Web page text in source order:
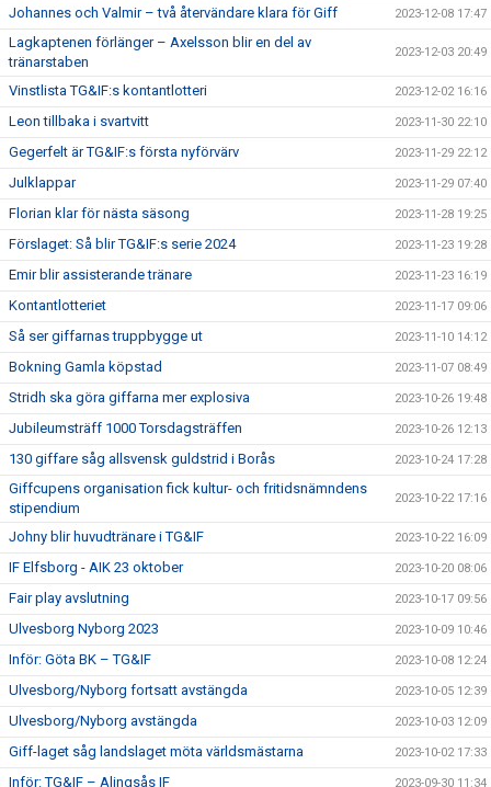
Johannes och Valmir – två återvändare klara för Giff 2023-12-08 17:47
Lagkaptenen förlänger – Axelsson blir en del av
tränarstaben
2023-12-03 20:49
Vinstlista TG&IF:s kontantlotteri 2023-12-02 16:16
Leon tillbaka i svartvitt 2023-11-30 22:10
Gegerfelt är TG&IF:s första nyförvärv 2023-11-29 22:12
Julklappar 2023-11-29 07:40
Florian klar för nästa säsong 2023-11-28 19:25
Förslaget: Så blir TG&IF:s serie 2024 2023-11-23 19:28
Emir blir assisterande tränare 2023-11-23 16:19
Kontantlotteriet 2023-11-17 09:06
Så ser giffarnas truppbygge ut 2023-11-10 14:12
Bokning Gamla köpstad 2023-11-07 08:49
Stridh ska göra giffarna mer explosiva 2023-10-26 19:48
Jubileumsträff 1000 Torsdagsträffen 2023-10-26 12:13
130 giffare såg allsvensk guldstrid i Borås 2023-10-24 17:28
Giffcupens organisation fick kultur- och fritidsnämndens
stipendium
2023-10-22 17:16
Johny blir huvudtränare i TG&IF 2023-10-22 16:09
IF Elfsborg - AIK 23 oktober 2023-10-20 08:06
Fair play avslutning 2023-10-17 09:56
Ulvesborg Nyborg 2023 2023-10-09 10:46
Inför: Göta BK – TG&IF 2023-10-08 12:24
Ulvesborg/Nyborg fortsatt avstängda 2023-10-05 12:39
Ulvesborg/Nyborg avstängda 2023-10-03 12:09
Giff-laget såg landslaget möta världsmästarna 2023-10-02 17:33
Inför: TG&IF – Alingsås IF 2023-09-30 11:34